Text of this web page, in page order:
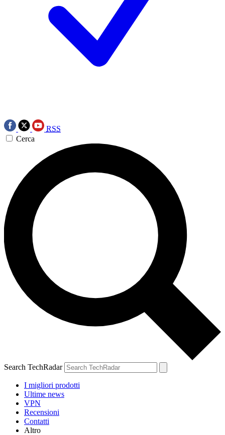
RSS
Cerca
Search TechRadar
I migliori prodotti
Ultime news
VPN
Recensioni
Contatti
Altro